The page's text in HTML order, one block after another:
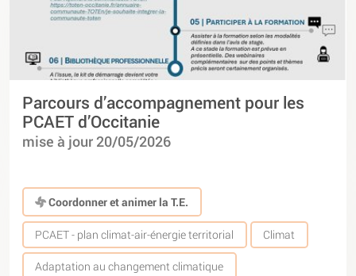
Parcours d’accompagnement pour les
PCAET d’Occitanie
mise à jour 20/05/2026
Coordonner et animer la T.E.
PCAET - plan climat-air-énergie territorial Climat
Adaptation au changement climatique